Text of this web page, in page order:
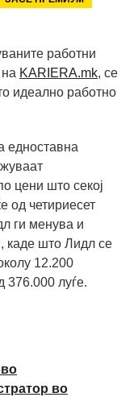
работни
KARIERA.mk, се
идеално работно
едноставна
цени што секој
од четириесет
ги менувa и
каде што Лидл се
12.200
376.000 луѓе.
во